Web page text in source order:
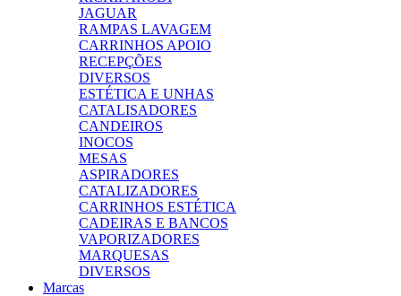
JAGUAR
RAMPAS LAVAGEM
CARRINHOS APOIO
RECEPÇÕES
DIVERSOS
ESTÉTICA E UNHAS
CATALISADORES
CANDEIROS
INOCOS
MESAS
ASPIRADORES
CATALIZADORES
CARRINHOS ESTÉTICA
CADEIRAS E BANCOS
VAPORIZADORES
MARQUESAS
DIVERSOS
Marcas